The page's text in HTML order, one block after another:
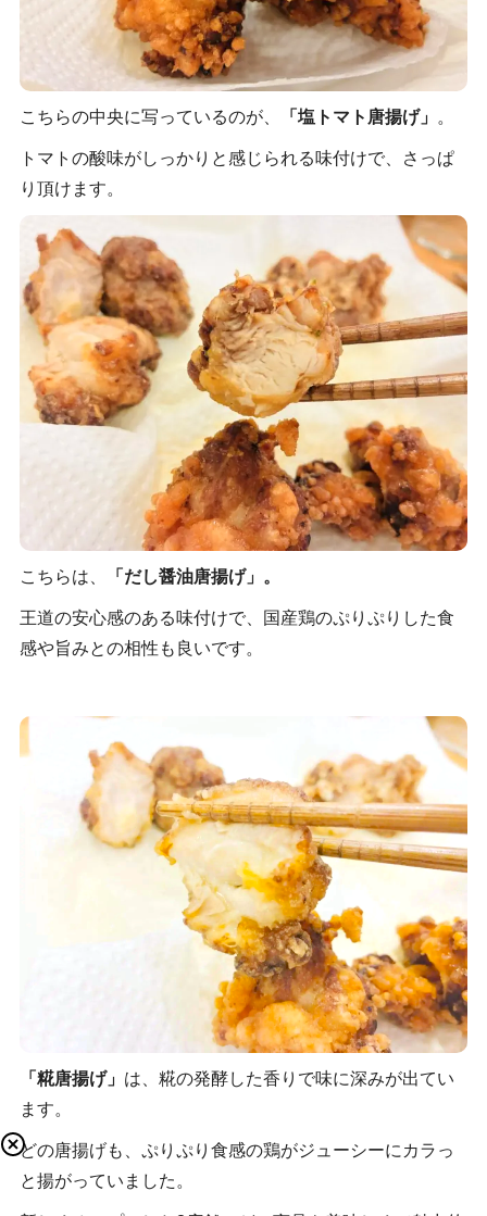
こちらの中央に写っているのが、 「塩トマト唐揚げ」 。
トマトの酸味がしっかりと感じられる味付けで、さっぱ
り頂けます。
こちらは、 「だし醤油唐揚げ」。
王道の安心感のある味付けで、国産鶏のぷりぷりした食
感や旨みとの相性も良いです。
「糀唐揚げ」 は、糀の発酵した香りで味に深みが出てい
ます。
どの唐揚げも、ぷりぷり食感の鶏がジューシーにカラっ
と揚がっていました。